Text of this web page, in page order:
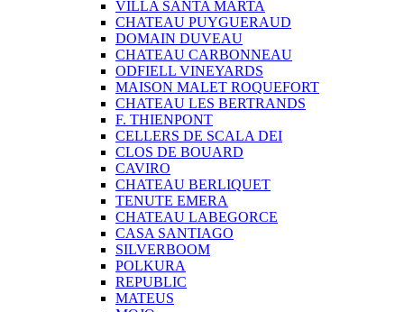
VILLA SANTA MARTA
CHATEAU PUYGUERAUD
DOMAIN DUVEAU
CHATEAU CARBONNEAU
ODFIELL VINEYARDS
MAISON MALET ROQUEFORT
CHATEAU LES BERTRANDS
F. THIENPONT
CELLERS DE SCALA DEI
CLOS DE BOUARD
CAVIRO
CHATEAU BERLIQUET
TENUTE EMERA
CHATEAU LABEGORCE
CASA SANTIAGO
SILVERBOOM
POLKURA
REPUBLIC
MATEUS